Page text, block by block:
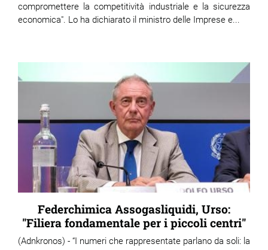
compromettere la competitività industriale e la sicurezza
economica". Lo ha dichiarato il ministro delle Imprese e...
Federchimica Assogasliquidi, Urso:
"Filiera fondamentale per i piccoli centri"
(Adnkronos) - “I numeri che rappresentate parlano da soli: la